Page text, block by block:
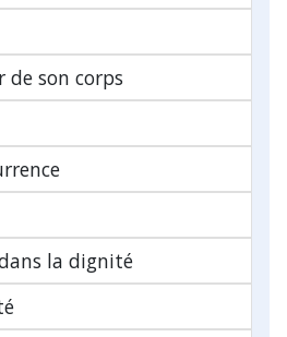
de son corps
la dignité